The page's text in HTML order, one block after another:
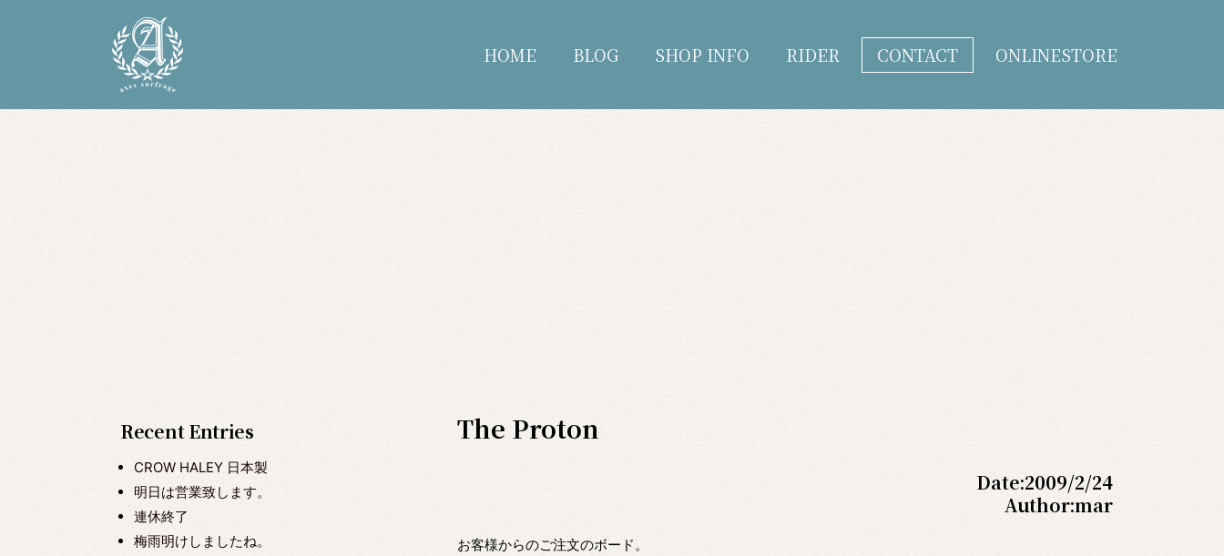
HOME BLOG SHOP INFO RIDER CONTACT ONLINESTORE
Recent Entries
CROW HALEY 日本製
明日は営業致します。
連休終了
梅雨明けしましたね。
The Proton
Date:2009/2/24
Author:mar
お客様からのご注文のボード。